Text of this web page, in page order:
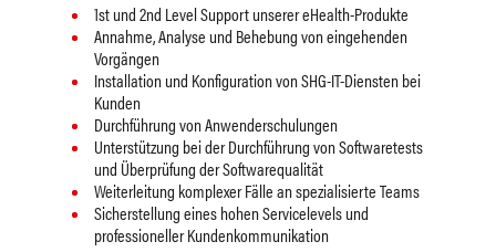
1st und 2nd Level Support unserer eHealth-Produkte
Annahme, Analyse und Behebung von eingehenden
Vorgängen
Installation und Konfiguration von SHG-IT-Diensten bei
Kunden
Durchführung von Anwenderschulungen
Unterstützung bei der Durchführung von Softwaretests
und Überprüfung der Softwarequalität
Weiterleitung komplexer Fälle an spezialisierte Teams
Sicherstellung eines hohen Servicelevels und
professioneller Kundenkommunikation